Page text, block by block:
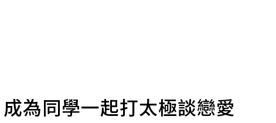
為同學一起打太極談戀愛